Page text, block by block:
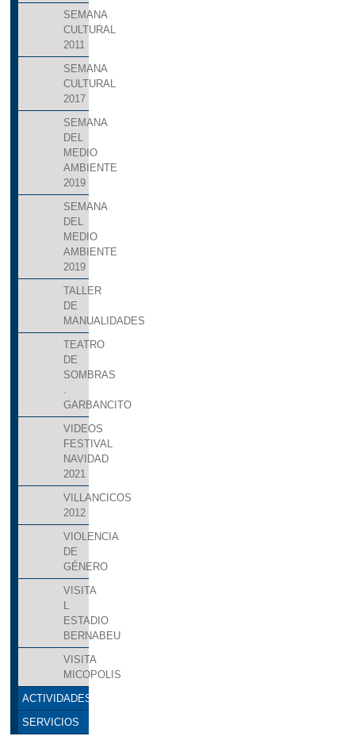
SEMANA
CULTURAL
2011
SEMANA
CULTURAL
2017
SEMANA
DEL
MEDIO
AMBIENTE
2019
SEMANA
DEL
MEDIO
AMBIENTE
2019
TALLER
DE
MANUALIDADES
TEATRO
DE
SOMBRAS
.
GARBANCITO
VIDEOS
FESTIVAL
NAVIDAD
2021
VILLANCICOS
2012
VIOLENCIA
DE
GÉNERO
VISITA
L
ESTADIO
BERNABEU
VISITA
MICOPOLIS
ACTIVIDADES
SERVICIOS